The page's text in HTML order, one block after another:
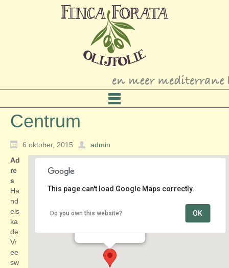
Centrum
6 oktober, 2015 admin
Centrum
This page can't load Google Maps correctly.
Do you own this website? OK
Ad
re
s
Ha
nd
els
ka
de
Vr
ee
sw